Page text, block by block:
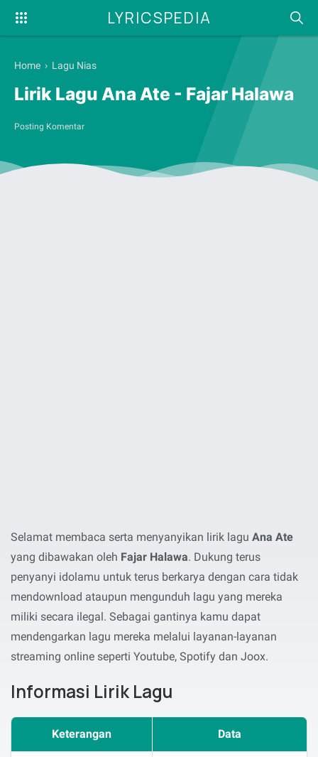
LYRICSPEDIA
Home › Lagu Nias
Lirik Lagu Ana Ate - Fajar Halawa
Posting Komentar
Selamat membaca serta menyanyikan lirik lagu Ana Ate
yang dibawakan oleh Fajar Halawa. Dukung terus
penyanyi idolamu untuk terus berkarya dengan cara tidak
mendownload ataupun mengunduh lagu yang mereka
miliki secara ilegal. Sebagai gantinya kamu dapat
mendengarkan lagu mereka melalui layanan-layanan
streaming online seperti Youtube, Spotify dan Joox.
Informasi Lirik Lagu
Keterangan Data